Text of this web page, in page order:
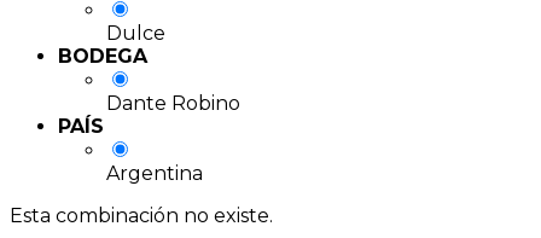
Dulce
BODEGA
Dante Robino
PAÍS
Argentina
Esta combinación no existe.